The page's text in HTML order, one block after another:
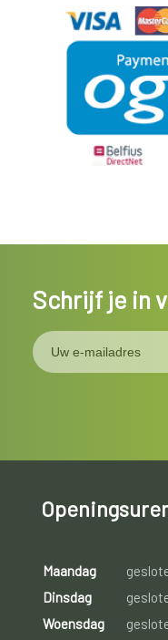
Schrijf je in
Maandag
Dinsdag
Woensdag